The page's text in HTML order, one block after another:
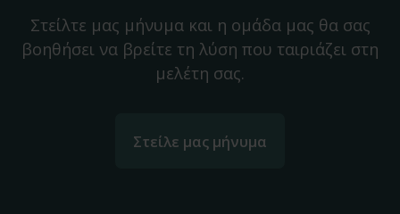
Στείλτε μας μήνυμα και η ομάδα μας θα σας
βοηθήσει να βρείτε τη λύση που ταιριάζει στη
μελέτη σας.
Στείλε μας μήνυμα